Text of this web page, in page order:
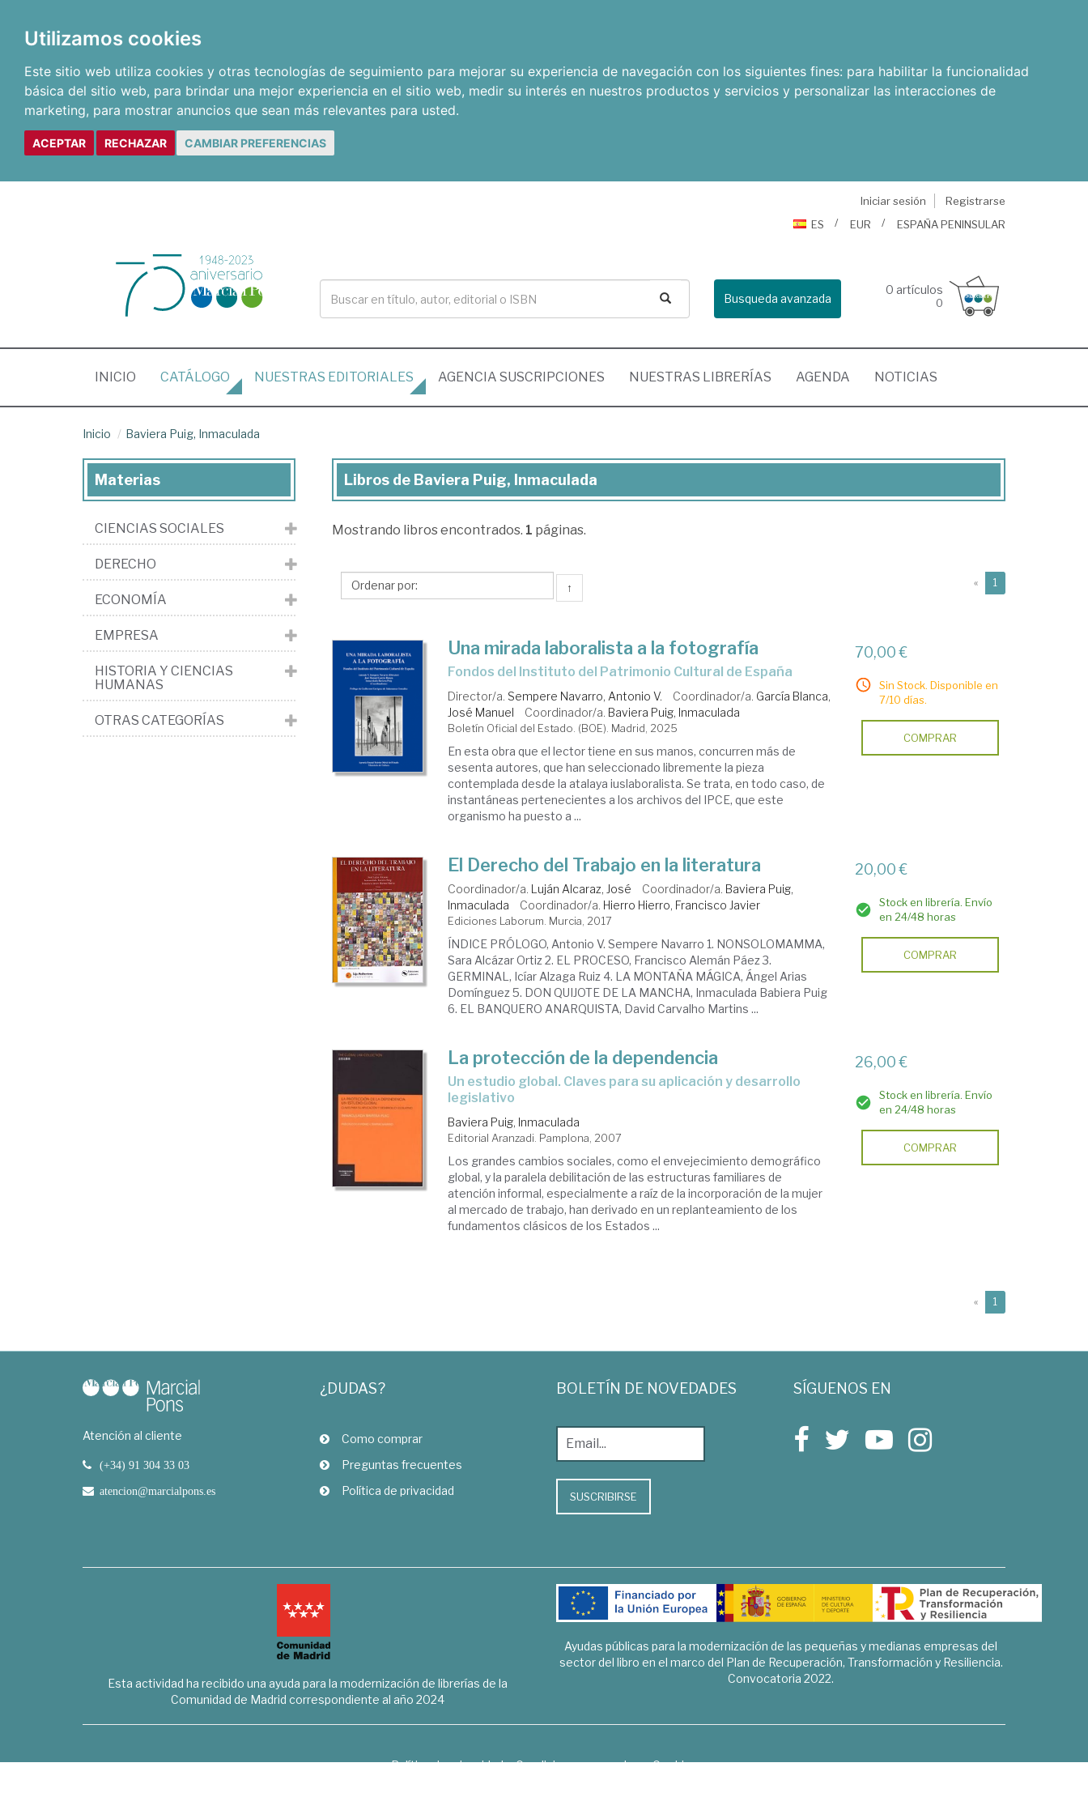
Utilizamos cookies
Este sitio web utiliza cookies y otras tecnologías de seguimiento para mejorar su experiencia de navegación con los siguientes fines: para habilitar la funcionalidad
básica del sitio web, para brindar una mejor experiencia en el sitio web, medir su interés en nuestros productos y servicios y personalizar las interacciones de
marketing, para mostrar anuncios que sean más relevantes para usted.
ACEPTAR RECHAZAR CAMBIAR PREFERENCIAS
Iniciar sesión
Registrarse
ES
EUR ESPAÑA PENINSULAR
Busqueda avanzada
0 artículos
0
INICIO (CURRENT)
CATÁLOGO NUESTRAS EDITORIALES AGENCIA SUSCRIPCIONES NUESTRAS LIBRERÍAS AGENDA NOTICIAS
Inicio Baviera Puig, Inmaculada
Libros
Baviera
Inmaculada
Libros de Baviera Puig, Inmaculada
Mostrando libros encontrados. 1 páginas.
↑ « 1
Una mirada laboralista a la fotografía
Fondos del Instituto del Patrimonio Cultural de España
Director/a. Sempere Navarro, Antonio V. Coordinador/a. García Blanca,
José Manuel
Coordinador/a. Baviera Puig, Inmaculada
Boletín Oficial del Estado. (BOE). Madrid, 2025
En esta obra que el lector tiene en sus manos, concurren más de
sesenta autores, que han seleccionado libremente la pieza
contemplada desde la atalaya iuslaboralista. Se trata, en todo caso, de
instantáneas pertenecientes a los archivos del IPCE, que este
organismo ha puesto a ...
70,00 €
Sin Stock. Disponible en
7/10 días.
COMPRAR
El Derecho del Trabajo en la literatura
Coordinador/a. Luján Alcaraz, José Coordinador/a. Baviera Puig,
Inmaculada
Coordinador/a. Hierro Hierro, Francisco Javier
Ediciones Laborum. Murcia, 2017
ÍNDICE PRÓLOGO, Antonio V. Sempere Navarro 1. NONSOLOMAMMA,
Sara Alcázar Ortiz 2. EL PROCESO, Francisco Alemán Páez 3.
GERMINAL, Icíar Alzaga Ruiz 4. LA MONTAÑA MÁGICA, Ángel Arias
Domínguez 5. DON QUIJOTE DE LA MANCHA, Inmaculada Babiera Puig
6. EL BANQUERO ANARQUISTA, David Carvalho Martins ...
20,00 €
Stock en librería. Envío
en 24/48 horas
COMPRAR
La protección de la dependencia
un estudio global. Claves para su aplicación y desarrollo
legislativo
Baviera Puig, Inmaculada
Editorial Aranzadi. Pamplona, 2007
Los grandes cambios sociales, como el envejecimiento demográfico
global, y la paralela debilitación de las estructuras familiares de
atención informal, especialmente a raíz de la incorporación de la mujer
al mercado de trabajo, han derivado en un replanteamiento de los
fundamentos clásicos de los Estados ...
26,00 €
Stock en librería. Envío
en 24/48 horas
COMPRAR
« 1
Materias
CIENCIAS SOCIALES
DERECHO
ECONOMÍA
EMPRESA
HISTORIA Y CIENCIAS
HUMANAS
OTRAS CATEGORÍAS
Atención al cliente
(+34) 91 304 33 03
atencion@marcialpons.es
¿DUDAS?
Como comprar
Preguntas frecuentes
Política de privacidad
BOLETÍN DE NOVEDADES
SUSCRIBIRSE
SÍGUENOS EN
Esta actividad ha recibido una ayuda para la modernización de librerías de la
Comunidad de Madrid correspondiente al año 2024
Ayudas públicas para la modernización de las pequeñas y medianas empresas del
sector del libro en el marco del Plan de Recuperación, Transformación y Resiliencia.
Convocatoria 2022.
Política de privacidad Condiciones generales
Cookies